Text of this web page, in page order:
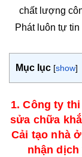
chất lượng
Phát luôn tự
Mục lục [show]
1. Công ty
sửa chữa
Cải tạo nhà
nhận